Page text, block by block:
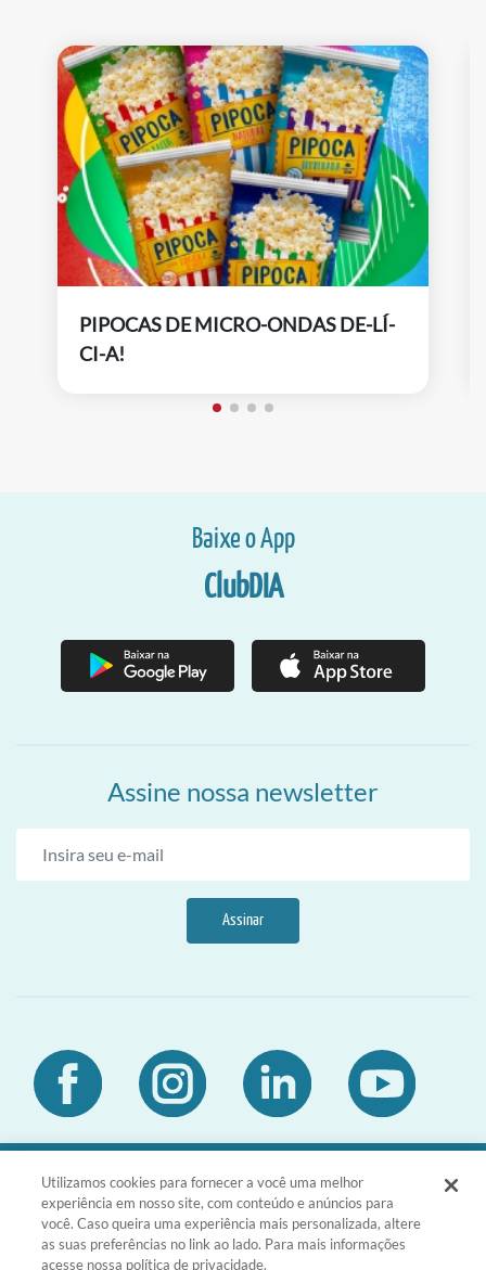
PIPOCAS DE MICRO-ONDAS DE-LÍ-
CI-A!
Baixe o App
ClubDIA
Assine nossa newsletter
Assinar
DIA Brasil Sociedade LTDA | CNPJ
03.476.811/0001-51 | Rua da Consolação,
1601 - Consolação - São Paulo - SP -
CEP 01301-100
Utilizamos cookies para fornecer a você uma melhor
experiência em nosso site, com conteúdo e anúncios para
você. Caso queira uma experiência mais personalizada, altere
as suas preferências no link ao lado. Para mais informações
acesse nossa política de privacidade.